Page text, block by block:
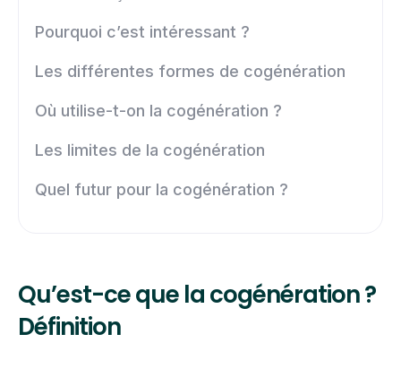
Pourquoi c’est intéressant ?
Les différentes formes de cogénération
Où utilise-t-on la cogénération ?
Les limites de la cogénération
Quel futur pour la cogénération ?
Qu’est-ce que la cogénération ?
Définition